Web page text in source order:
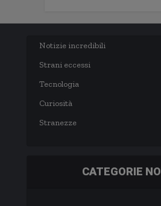
Notizie incredibili
Strani eccessi
Tecnologia
Curiosità
Stranezze
CATEGORIE